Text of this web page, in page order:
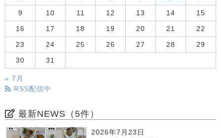
9 10 11 12 13 14 15
16 17 18 19 20 21 22
23 24 25 26 27 28 29
30 31
« 7月
RSS配信中
最新NEWS（5件）
2026年7月23日